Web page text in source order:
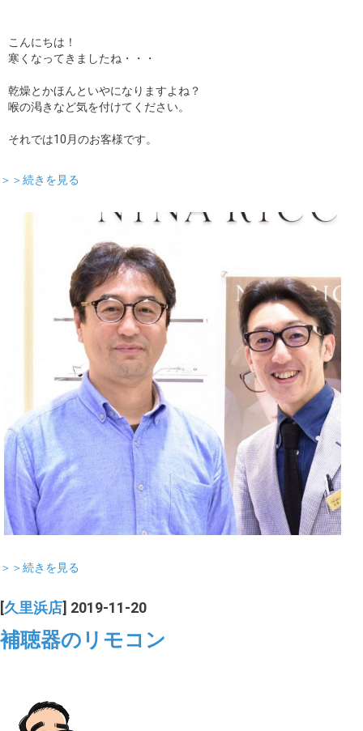
こんにちは！
寒くなってきましたね・・・
乾燥とかほんといやになりますよね？
喉の渇きなど気を付けてください。
それでは10月のお客様です。
＞＞続きを見る
＞＞続きを見る
[久里浜店] 2019-11-20
補聴器のリモコン